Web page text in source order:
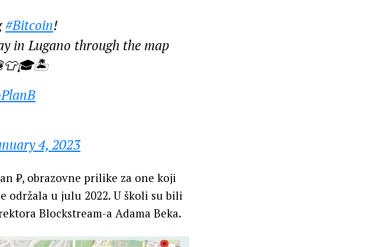
#Bitcoin!
in Lugano through the map
4, 2023
₿, obrazovne prilike za one koji
održala u julu 2022. U školi su bili
Blockstream-a Adama Beka.